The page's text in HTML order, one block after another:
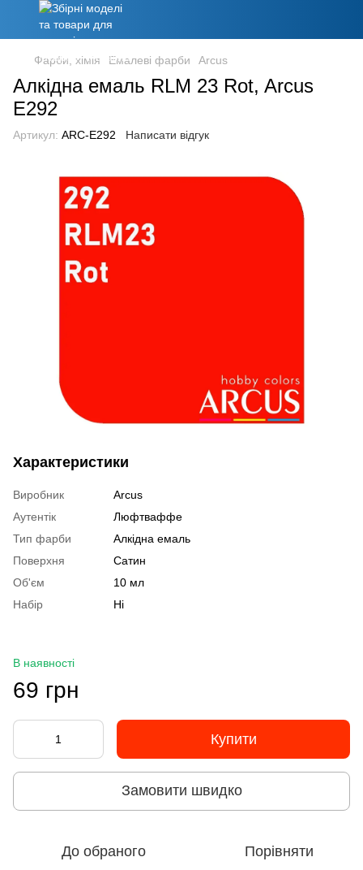
Фарби, хімія Емалеві фарби Arcus
Алкідна емаль RLM 23 Rot, Arcus
E292
Артикул: ARC-E292 Написати відгук
Характеристики
Виробник
Arcus
Аутентік
Люфтваффе
Тип фарби
Алкідна емаль
Поверхня
Сатин
Об'єм
10 мл
Набір
Ні
В наявності
69 грн
Купити
Замовити швидко
До обраного Порівняти